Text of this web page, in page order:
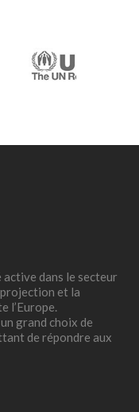
active dans le secteur
et la
l’Europe.
grand choix de
de répondre aux